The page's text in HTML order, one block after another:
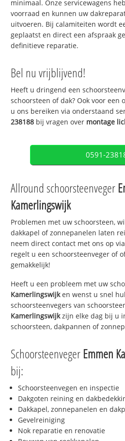
minimaal. Onze servicewagens
voorraad en kunnen uw
uitvoeren. Bij calamiteiten wordt
geplaatst en direct een afspraak
definitieve reparatie.
Bel nu vrijblijvend!
Heeft u dringend een
schoorsteen of dak? Ook voor
u ons bereiken via onderstaand
238188 bij vragen over montage
0591-
Allround schoorsteenveger
Kamerlingswijk
Problemen met uw schoorsteen,
dakkapel of zonnepanelen laten
neem direct contact met ons op
regelt u een schoorsteenveger of
gemakkelijk!
Heeft u een probleem met uw
Kamerlingswijken wenst u snel
schoorsteenvegers van
Kamerlingswijkzijn elke dag bij u
schoorsteen, dakpannen of
Schoorsteenveger Emmen
bij:
Schoorsteenvegen en inspectie
Dakgoten reining en
Dakkapel, zonnepanelen en
Gevelreiniging
Nok reparatie en renovatie